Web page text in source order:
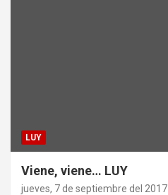
LUY
Viene, viene… LUY
jueves, 7 de septiembre del 2017